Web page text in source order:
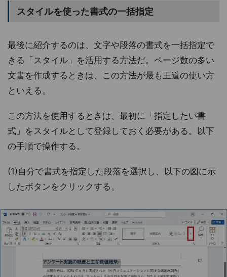
スタイルを使った書式の一括指定
最後に紹介するのは、文字や段落の書式を一括指定で
きる「スタイル」を活用する方法だ。ページ数の多い
文書を作成するときは、この方法が最も王道の使い方
といえる。
この方法を使用するときは、最初に「指定したい書
式」をスタイルとして登録しておく必要がある。以下
の手順で操作する。
(1)自分で書式を指定した段落を選択し、以下の図に示
したボタンをクリックする。